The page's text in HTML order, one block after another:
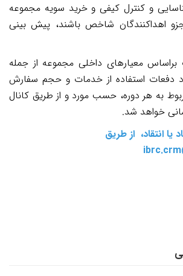
و کنترل کیفی و خرید سویه مجموعه
جزو اهداکنندگان شاخص باشند، پیش بینی
براساس معیارهای داخلی مجموعه از جمله
دفعات استفاده از خدمات و حجم سفارش
به هر دوره، حسب مورد و از طریق کانال
خواهد شد.
یا انتقاد، از طریق